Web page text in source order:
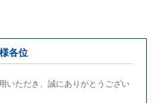
各位
いただき、誠にありがとうござい